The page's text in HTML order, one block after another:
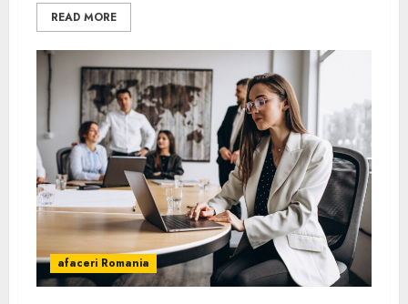
READ MORE
afaceri Romania